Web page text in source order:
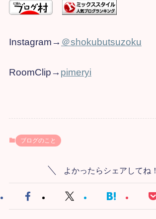
Instagram→​ ＠shokubutsuzoku
RoomClip→ pimeryi
ブログのこと
よかったらシェアしてね！